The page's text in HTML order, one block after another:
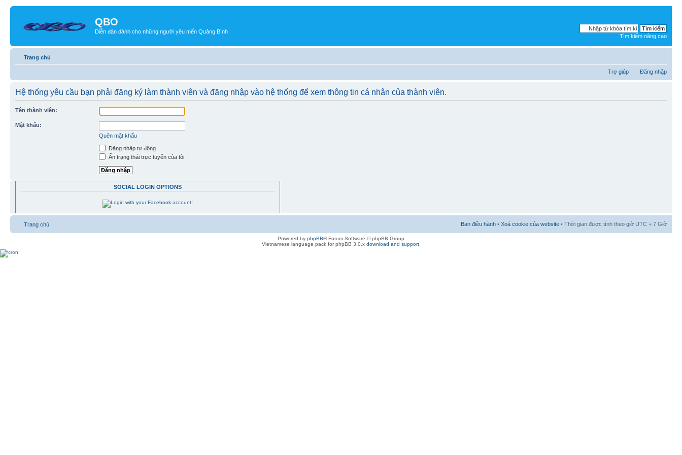
QBO
Diễn đàn dành cho những người yêu mến Quảng Bình
Tìm kiếm nâng cao
Trang chủ
Trợ giúp Đăng nhập
Hệ thống yêu cầu bạn phải đăng ký làm thành viên và đăng nhập vào hệ thống để xem thông tin cá nhân của thành viên.
Tên thành viên:
Mật khẩu:
Quên mật khẩu
Đăng nhập tự động
Ẩn trạng thái trực tuyến của tôi
SOCIAL LOGIN OPTIONS
Trang chủ Ban điều hành • Xoá cookie của website • Thời gian được tính theo giờ UTC + 7 Giờ
Powered by phpBB® Forum Software © phpBB Group
Vietnamese language pack for phpBB 3.0.x download and support.